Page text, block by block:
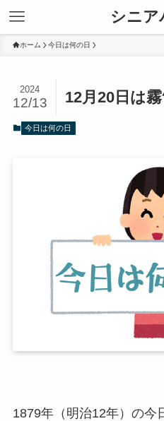
シニア
ホーム 今日は何の日
12月20日は
2024
12/13
今日は何の日
1879年（明治12年）の今